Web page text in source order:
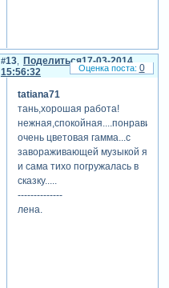
Поделиться
13
17-03-2014
15:56:32
tatiana71
тань,хорошая работа!
очень цветовая гамма...с
завораживающей музыкой я
и сама тихо погружалась в
сказку.....
--------------
лена.
0